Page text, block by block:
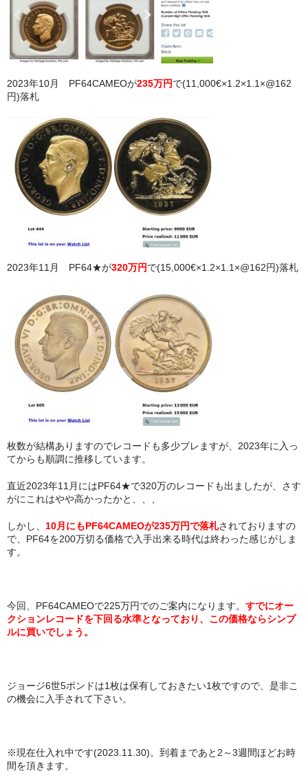
2023年10月 PF64CAMEOが235万円で(11,000€×1.2×1.1×@162
円)落札
2023年11月 PF64★が320万円で(15,000€×1.2×1.1×@162円)落札
枚数が結構ありますのでレコードも多少ブレますが、2023年に入っ
てからも順調に推移しています。
直近2023年11月にはPF64★で320万のレコードも出ましたが、さす
がにこれはやや高かったかと、、、
しかし、 10月にもPF64CAMEOが235万円で落札されておりますの
で、PF64を200万切る価格で入手出来る時代は終わった感じがしま
す。
今回、PF64CAMEOで225万円でのご案内になります。 すでにオー
クションレコードを下回る水準となっており、この価格ならシンプ
ルに買いでしょう。
ジョージ6世5ポンドは1枚は保有しておきたい1枚ですので、是非こ
の機会に入手されて下さい。
※現在仕入れ中です(2023.11.30)。到着まであと2～3週間ほどお時
間を頂きます。